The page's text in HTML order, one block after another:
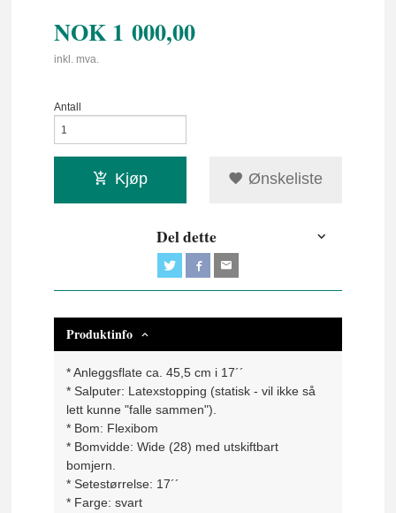
NOK 1 000,00
inkl. mva.
Antall
Kjøp Ønskeliste
Del dette
Produktinfo
* Anleggsflate ca. 45,5 cm i 17´´
* Salputer: Latexstopping (statisk - vil ikke så
lett kunne "falle sammen").
* Bom: Flexibom
* Bomvidde: Wide (28) med utskiftbart
bomjern.
* Setestørrelse: 17´´
* Farge: svart